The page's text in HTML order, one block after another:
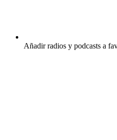
Añadir radios y podcasts a